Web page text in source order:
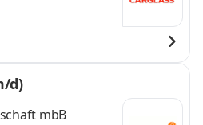
d)
mbB